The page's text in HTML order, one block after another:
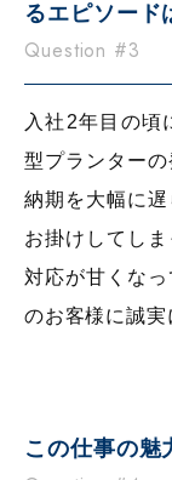
るエピソード
Question #3
入社2年目の頃
型プランター
納期を大幅に
お掛けしてし
対応が甘くな
のお客様に誠実
この仕事の魅